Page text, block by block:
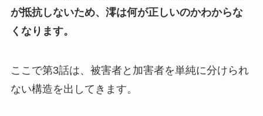
が抵抗しないため、澪は何が正しいのかわからな
くなります。
ここで第3話は、被害者と加害者を単純に分けられ
ない構造を出してきます。